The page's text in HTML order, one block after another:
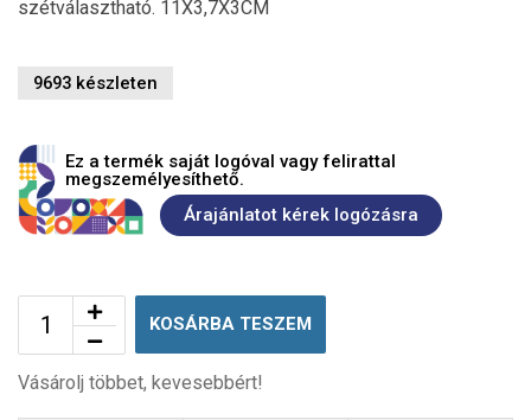
szétválasztható. 11X3,7X3CM
9693 készleten
Ez a termék saját logóval vagy felirattal
megszemélyesíthető.
Árajánlatot kérek logózásra
KOSÁRBA TESZEM
Vásárolj többet, kevesebbért!